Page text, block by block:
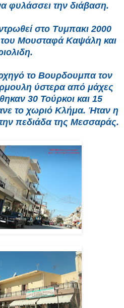
φυλάσσει την διάβαση.
στο Τυμπακι 2000
Μουσταφά Καψάλη και
το Βουρδουμπα τον
ύστερα από μάχες
30 Τούρκοι και 15
το χωριό Κλήμα. Ήταν η
πεδιάδα της Μεσσαράς.